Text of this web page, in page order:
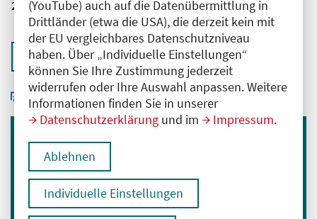
(YouTube) auch auf die Datenübermittlung in
Drittländer (etwa die USA), die derzeit kein mit
der EU vergleichbares Datenschutzniveau
haben. Über „Individuelle Einstellungen“
können Sie Ihre Zustimmung jederzeit
widerrufen oder Ihre Auswahl anpassen. Weitere
Informationen finden Sie in unserer
Datenschutzerklärung und im Impressum.
Ablehnen
Individuelle Einstellungen
2761102026041110005
Zurück zur Übersicht
Immer informiert bleiben
Melden Sie sich für unseren Newsletter an:
E-Mail-Adresse eingeben